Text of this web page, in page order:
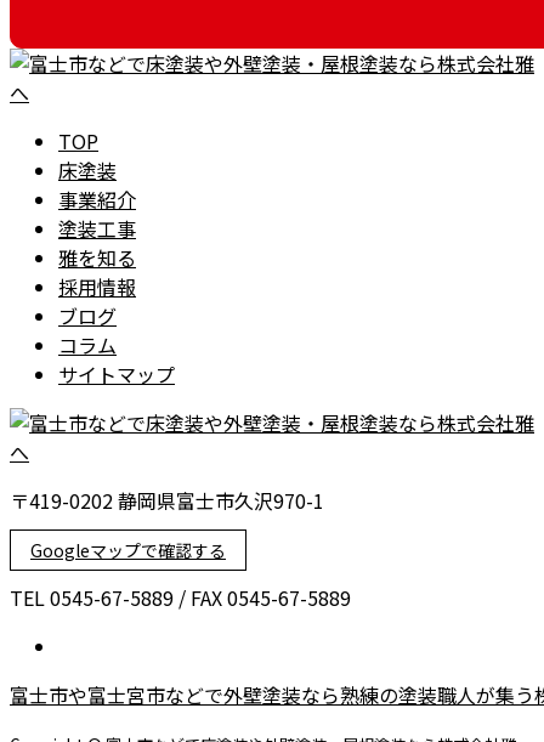
TOP
床塗装
事業紹介
塗装工事
雅を知る
採用情報
ブログ
コラム
サイトマップ
〒419-0202 静岡県富士市久沢970-1
Googleマップで確認する
TEL 0545-67-5889 / FAX 0545-67-5889
富士市や富士宮市などで外壁塗装なら熟練の塗装職人が集う